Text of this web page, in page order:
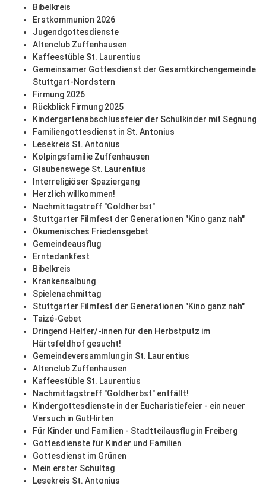
Bibelkreis
Erstkommunion 2026
Jugendgottesdienste
Altenclub Zuffenhausen
Kaffeestüble St. Laurentius
Gemeinsamer Gottesdienst der Gesamtkirchengemeinde
Stuttgart-Nordstern
Firmung 2026
Rückblick Firmung 2025
Kindergartenabschlussfeier der Schulkinder mit Segnung
Familiengottesdienst in St. Antonius
Lesekreis St. Antonius
Kolpingsfamilie Zuffenhausen
Glaubenswege St. Laurentius
Interreligiöser Spaziergang
Herzlich willkommen!
Nachmittagstreff "Goldherbst"
Stuttgarter Filmfest der Generationen "Kino ganz nah"
Ökumenisches Friedensgebet
Gemeindeausflug
Erntedankfest
Bibelkreis
Krankensalbung
Spielenachmittag
Stuttgarter Filmfest der Generationen "Kino ganz nah"
Taizé-Gebet
Dringend Helfer/-innen für den Herbstputz im
Härtsfeldhof gesucht!
Gemeindeversammlung in St. Laurentius
Altenclub Zuffenhausen
Kaffeestüble St. Laurentius
Nachmittagstreff "Goldherbst" entfällt!
Kindergottesdienste in der Eucharistiefeier - ein neuer
Versuch in GutHirten
Für Kinder und Familien - Stadtteilausflug in Freiberg
Gottesdienste für Kinder und Familien
Gottesdienst im Grünen
Mein erster Schultag
Lesekreis St. Antonius